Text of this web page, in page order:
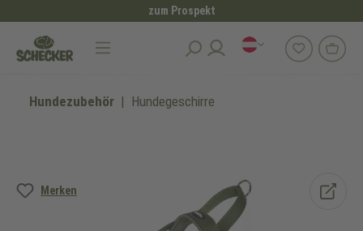
zum Prospekt
Hundezubehör Hundegeschirre
Merken
Bildergalerie überspringen